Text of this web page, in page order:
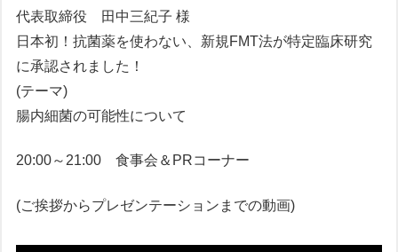
代表取締役 田中三紀子 様
日本初！抗菌薬を使わない、新規FMT法が特定臨床研究
に承認されました！
(テーマ)
腸内細菌の可能性について
20:00～21:00 食事会＆PRコーナー
(ご挨拶からプレゼンテーションまでの動画)